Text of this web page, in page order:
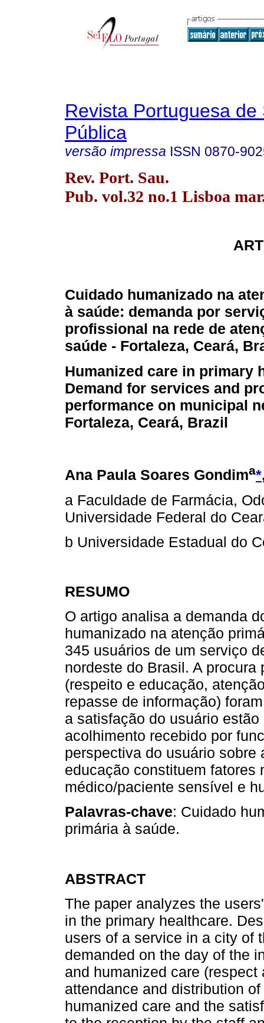
Revista Portuguesa de
Pública
versão impressa ISSN 0870-
Rev. Port. Sau.
Pub. vol.32 no.1 Lisboa
Cuidado humanizado na
à saúde: demanda por
profissional na rede de
saúde - Fortaleza, Ceará,
Humanized care in primary
Demand for services and
performance on municipal
Fortaleza, Ceará, Brazil
Ana Paula Soares Gondima*
a Faculdade de Farmácia,
Universidade Federal do
b Universidade Estadual do
RESUMO
O artigo analisa a demanda
humanizado na atenção
345 usuários de um serviço
nordeste do Brasil. A
(respeito e educação,
repasse de informação)
a satisfação do usuário
acolhimento recebido por
perspectiva do usuário
educação constituem fatores
médico/paciente sensível e
Palavras-chave: Cuidado
primária à saúde.
ABSTRACT
The paper analyzes the
in the primary healthcare.
users of a service in a city of
demanded on the day of the
and humanized care
attendance and distribution
humanized care and the